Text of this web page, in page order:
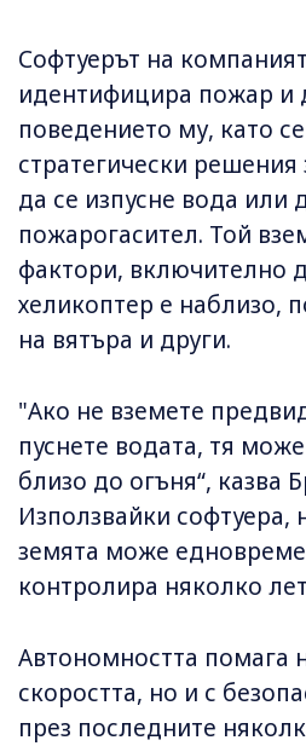
Софтуерът на
идентифицира пожар и
поведението му, като
стратегически решения
да се изпусне вода или
пожарогасител. Той
фактори, включително
хеликоптер е наблизо,
на вятъра и други.
"Ако не вземете
пуснете водата, тя
близо до огъня“, казва
Използвайки софтуера,
земята може
контролира няколко
Автономността помага
скоростта, но и с
през последните